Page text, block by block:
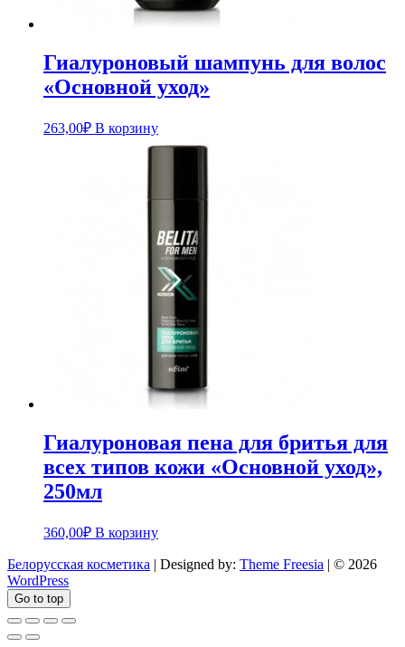
Гиалуроновый шампунь для волос
«Основной уход»
263,00₽ В корзину
Гиалуроновая пена для бритья для
всех типов кожи «Основной уход»,
250мл
360,00₽ В корзину
Белорусская косметика | Designed by: Theme Freesia | © 2026
WordPress
Go to top